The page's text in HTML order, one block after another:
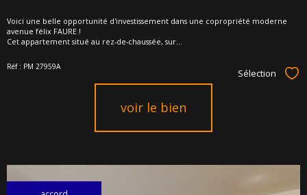
Voici une belle opportunité d'investissement dans une copropriété moderne
avenue félix FAURE !
Cet appartement situé au rez-de-chaussée, sur...
Réf : PM 27959A
Sélection
voir le bien